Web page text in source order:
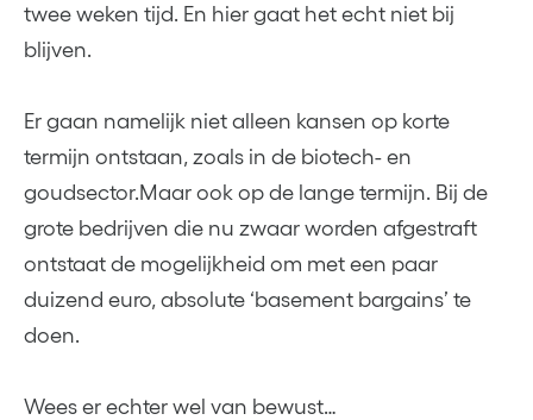
twee weken tijd. En hier gaat het echt niet bij
blijven.
Er gaan namelijk niet alleen kansen op korte
termijn ontstaan, zoals in de biotech- en
goudsector.Maar ook op de lange termijn. Bij de
grote bedrijven die nu zwaar worden afgestraft
ontstaat de mogelijkheid om met een paar
duizend euro, absolute ‘basement bargains’ te
doen.
Wees er echter wel van bewust…